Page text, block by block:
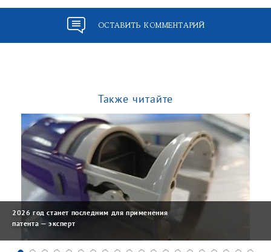
ОСТАВИТЬ КОММЕНТАРИЙ
Также читайте
2026 год станет последним для применения
патента — эксперт